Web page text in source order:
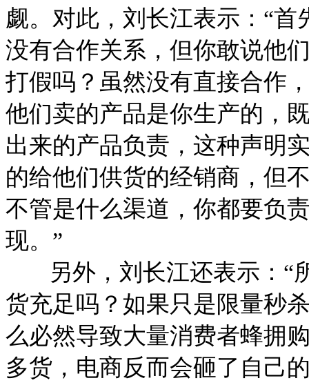
觑。对此，刘长江表示：“
没有合作关系，但你敢说他
打假吗？虽然没有直接合作
他们卖的产品是你生产的，
出来的产品负责，这种声明
的给他们供货的经销商，但
不管是什么渠道，你都要负
现。”
另外，刘长江还表示：“
货充足吗？如果只是限量秒
么必然导致大量消费者蜂拥
多货，电商反而会砸了自己